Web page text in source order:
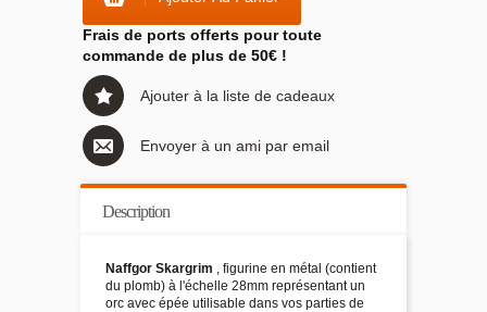
Frais de ports offerts pour toute
commande de plus de 50€ !
Ajouter à la liste de cadeaux
Envoyer à un ami par email
Description
Naffgor Skargrim , figurine en métal (contient
du plomb) à l'échelle 28mm représentant un
orc avec épée utilisable dans vos parties de